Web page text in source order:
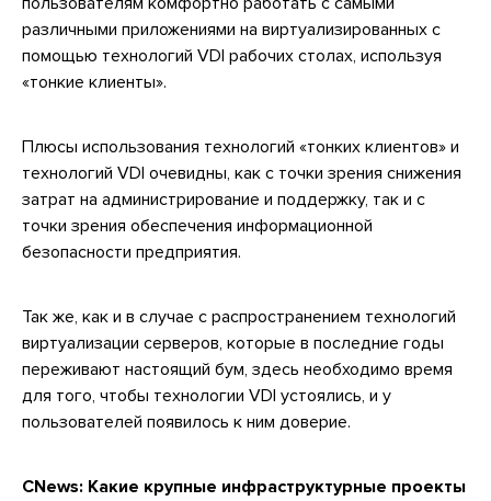
различными приложениями на виртуализированных с
помощью технологий VDI рабочих столах, используя
«тонкие клиенты».
Плюсы использования технологий «тонких клиентов» и
технологий VDI очевидны, как с точки зрения снижения
затрат на администрирование и поддержку, так и с
точки зрения обеспечения информационной
безопасности предприятия.
Так же, как и в случае с распространением технологий
виртуализации серверов, которые в последние годы
переживают настоящий бум, здесь необходимо время
для того, чтобы технологии VDI устоялись, и у
пользователей появилось к ним доверие.
CNews: Какие крупные инфраструктурные проекты